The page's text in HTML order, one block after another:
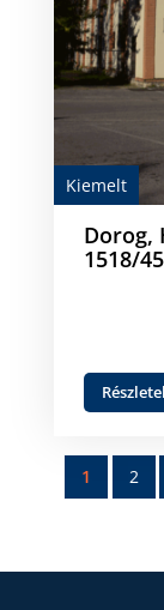
Kiemelt
Dorog,
1518/45
1 2